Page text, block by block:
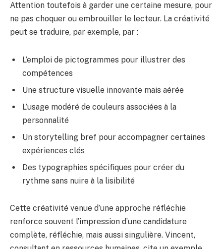
Attention toutefois à garder une certaine mesure, pour
ne pas choquer ou embrouiller le lecteur. La créativité
peut se traduire, par exemple, par :
L’emploi de pictogrammes pour illustrer des
compétences
Une structure visuelle innovante mais aérée
L’usage modéré de couleurs associées à la
personnalité
Un storytelling bref pour accompagner certaines
expériences clés
Des typographies spécifiques pour créer du
rythme sans nuire à la lisibilité
Cette créativité venue d’une approche réfléchie
renforce souvent l’impression d’une candidature
complète, réfléchie, mais aussi singulière. Vincent,